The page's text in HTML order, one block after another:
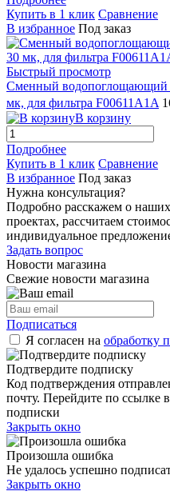
Купить в 1 клик Сравнение
В избранное Под заказ
Быстрый просмотр
Сменный водопоглощающий
мк, для фильтра F00611A1A
В корзину
Подробнее
Купить в 1 клик Сравнение
В избранное Под заказ
Нужна консультация?
Подробно расскажем о
проектах, рассчитаем
индивидуальное
Задать вопрос
Новости магазина
Свежие новости магазина
Подписаться
Я согласен на обработку
Подтвердите подписку
Код подтверждения
почту. Перейдите по ссылке
подписки
Закрыть окно
Произошла ошибка
Не удалось успешно
Закрыть окно